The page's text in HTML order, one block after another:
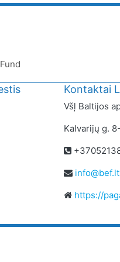
Kontaktai
Všļ Baltijos
Kalvarijų g.
info@bef.lt
https://